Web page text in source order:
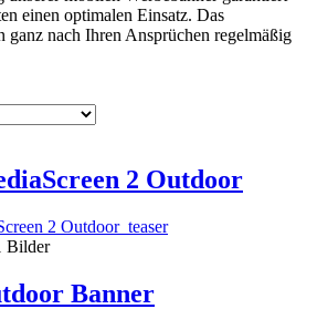
einen optimalen Einsatz. Das
nach Ihren Ansprüchen regelmäßig
2 Outdoor
Bilder
Banner